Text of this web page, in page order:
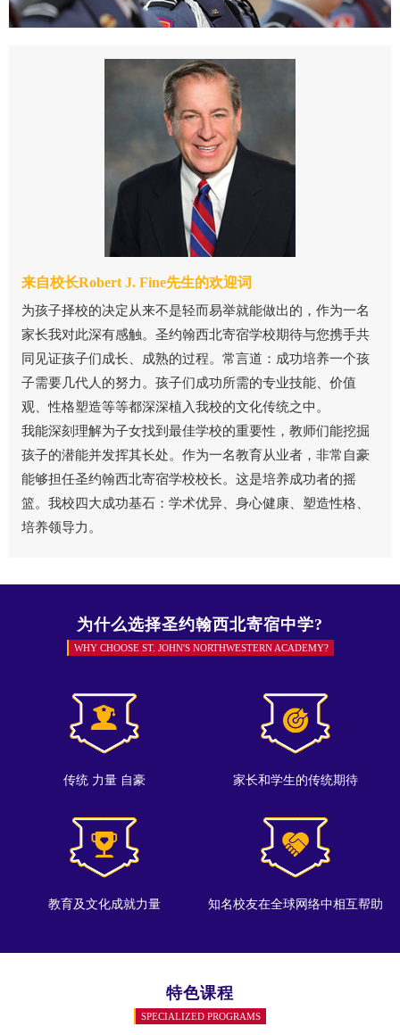
来自校长Robert J. Fine先生的欢迎词
为孩子择校的决定从来不是轻而易举就能做出的，作为一名
家长我对此深有感触。圣约翰西北寄宿学校期待与您携手共
同见证孩子们成长、成熟的过程。常言道：成功培养一个孩
子需要几代人的努力。孩子们成功所需的专业技能、价值
观、性格塑造等等都深深植入我校的文化传统之中。
我能深刻理解为子女找到最佳学校的重要性，教师们能挖掘
孩子的潜能并发挥其长处。作为一名教育从业者，非常自豪
能够担任圣约翰西北寄宿学校校长。这是培养成功者的摇
篮。我校四大成功基石：学术优异、身心健康、塑造性格、
培养领导力。
为什么选择圣约翰西北寄宿中学?
WHY CHOOSE ST. JOHN'S NORTHWESTERN ACADEMY?
传统 力量 自豪 家长和学生的传统期待
教育及文化成就力量 知名校友在全球网络中相互帮助
特色课程
SPECIALIZED PROGRAMS